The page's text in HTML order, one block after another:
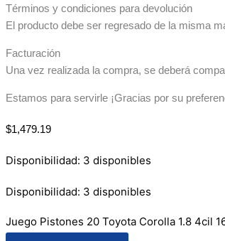
Términos y condiciones para devolución
El producto debe ser regresado de la misma
Facturación
Una vez realizada la compra, se deberá
Estamos para servirle ¡Gracias por su
$1,479.19
Disponibilidad: 3 disponibles
Disponibilidad: 3 disponibles
Juego Pistones 20 Toyota Corolla 1.8 4cil